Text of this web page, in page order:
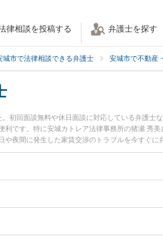
律相談を投稿する 弁護士を探す
城市で法律相談できる弁護士 安城市で不動産
初回面談無料や休日面談に対応している弁護士
です。特に安城カトレア法律事務所の猪瀬 秀
夜間に発生した家賃交渉のトラブルを今すぐ
きる安城市内の弁護士に相談予約したい』な